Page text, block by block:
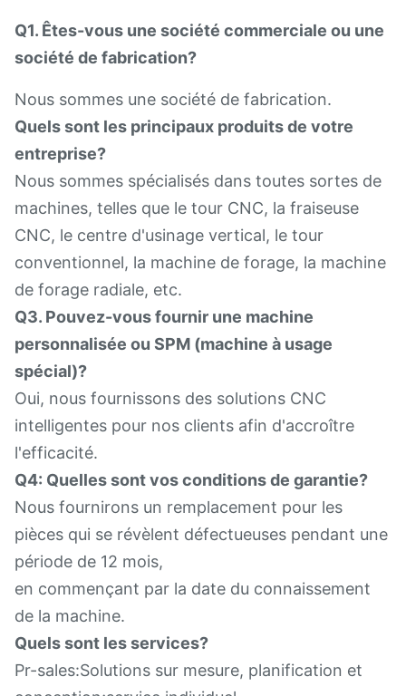
Q1. Êtes-vous une société commerciale ou une
société de fabrication?
Nous sommes une société de fabrication.
Quels sont les principaux produits de votre
entreprise?
Nous sommes spécialisés dans toutes sortes de
machines, telles que le tour CNC, la fraiseuse
CNC, le centre d'usinage vertical, le tour
conventionnel, la machine de forage, la machine
de forage radiale, etc.
Q3. Pouvez-vous fournir une machine
personnalisée ou SPM (machine à usage
spécial)?
Oui, nous fournissons des solutions CNC
intelligentes pour nos clients afin d'accroître
l'efficacité.
Q4: Quelles sont vos conditions de garantie?
Nous fournirons un remplacement pour les
pièces qui se révèlent défectueuses pendant une
période de 12 mois,
en commençant par la date du connaissement
de la machine.
Quels sont les services?
Pr-sales:Solutions sur mesure, planification et